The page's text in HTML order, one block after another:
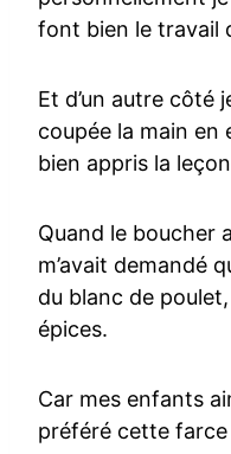
font bien le travail
Et d’un autre côté
coupée la main en
bien appris la
Quand le boucher
m’avait demandé
du blanc de
épices.
Car mes enfants
préféré cette farce